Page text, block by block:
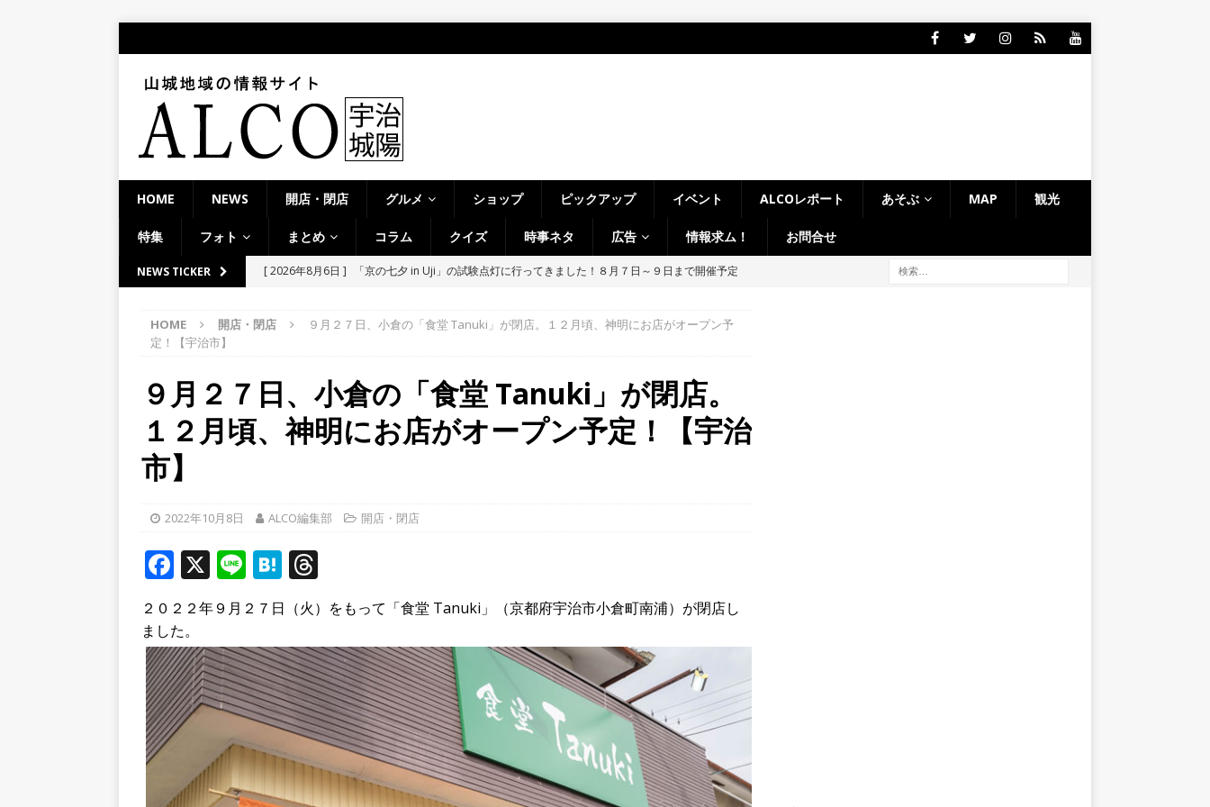
HOME NEWS 開店・閉店 グルメ ショップ ピックアップ イベント ALCOレポート あそぶ MAP 観光
特集 フォト まとめ コラム クイズ 時事ネタ 広告 情報求ム！ お問合せ
NEWS TICKER [ 2026年8月6日 ]
8月8日～14日イベントまとめ！夏祭り、ライトアップ、グルメなどワイワイ盛
ト
／２０２６】
時事ネタ
[ 2026年8月4日 ] 石清水八幡宮の門前「やわた走井餅老舗」で、ひんやり美味しいかき氷「走井
ルから甲賀市に向かって約400mの農地【京都府宇治田原町】
【京都府宇治市／２０２６】
HOME 開店・閉店
９月２７日、小倉の「食堂 Tanuki」が閉店。１２月頃、神明にお店がオープン予
定！【宇治市】
９月２７日、小倉の「食堂 Tanuki」が閉店。
１２月頃、神明にお店がオープン予定！【宇治
市】
2022年10月8日 ALCO編集部 開店・閉店
F
a
c
e
b
o
o
X Li
n
e
H
at
e
n
a
h
r
e
a
d
s
２０２２年９月２７日（火）をもって「食堂 Tanuki」（京都府宇治市小倉町南浦）が閉店し
ました。